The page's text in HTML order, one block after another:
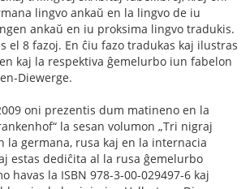
lingvo ankaŭ en la lingvo de iu
ankaŭ en iu proksima lingvo tradukis.
el 8 fazoj. En ĉiu fazo tradukas kaj ilustras
kaj la respektiva ĝemelurbo iun fabelon
Diewerge.
oni prezentis dum matineno en la
la sesan volumon „Tri nigraj
la germana, rusa kaj en la internacia
estas dediĉita al la rusa ĝemelurbo
havas la ISBN 978-3-00-029497-6 kaj